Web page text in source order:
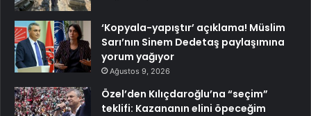
‘Kopyala-yapıştır’ açıklama! Müslim
Sarı’nın Sinem Dedetaş paylaşımına
yorum yağıyor
Ağustos 9, 2026
Özel’den Kılıçdaroğlu’na “seçim”
teklifi: Kazananın elini öpeceğim